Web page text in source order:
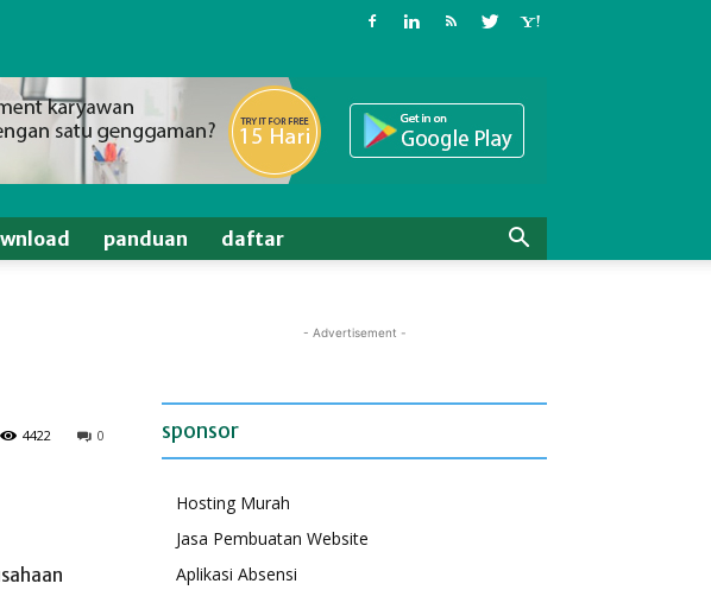
panduan daftar
0
4422
- Advertisement -
sponsor
Hosting Murah
Jasa Pembuatan Website
Aplikasi Absensi